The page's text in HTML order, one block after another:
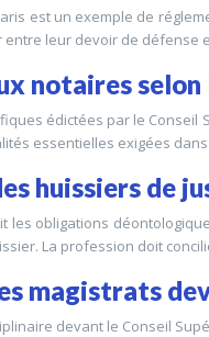
est un exemple de
leur devoir de
notaires
édictées par le Conseil
essentielles exigées
huissiers de
les obligations
La profession doit
magistrats
devant le Conseil